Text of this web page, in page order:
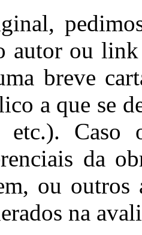
autor ou
breve
a que se
etc.). Caso
da
ou
na